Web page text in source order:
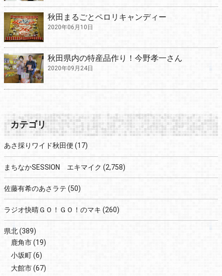
秋田まるごとペロリキャンディー
2020年06月10日
秋田県内の特産品作り！今野孝一さん
2020年09月24日
カテゴリ
あさ採りワイド秋田便 (17)
まちなかSESSION エキマイク (2,758)
佐藤有希のあさラテ (50)
ラジオ快晴ＧＯ！ＧＯ！のマキ (260)
県北(389)
鹿角市(19)
小坂町(6)
大館市(67)